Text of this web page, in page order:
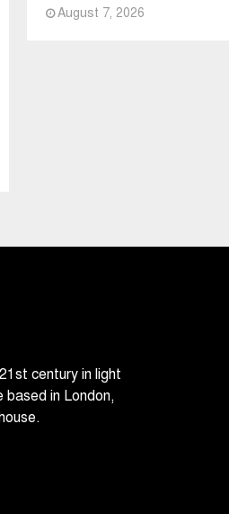
August 7, 2026
century in light
in London,